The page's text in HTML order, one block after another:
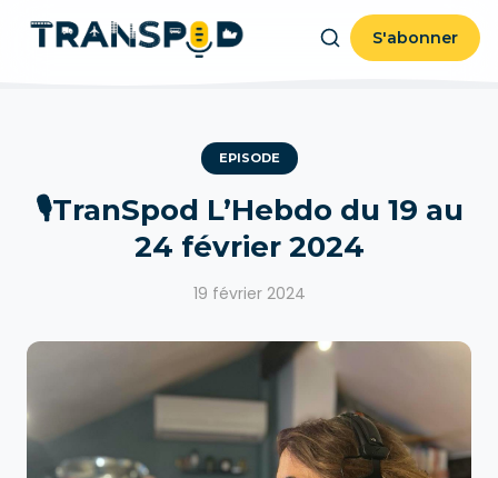
S'abonner
EPISODE
🎙TranSpod L’Hebdo du 19 au
24 février 2024
19 février 2024